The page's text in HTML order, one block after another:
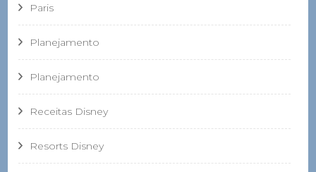
Paris
Planejamento
Planejamento
Receitas Disney
Resorts Disney